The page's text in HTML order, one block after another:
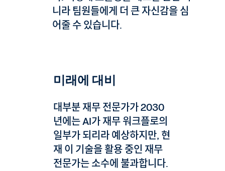
니라 팀원들에게 더 큰 자신감을 심
어줄 수 있습니다.
미래에 대비
대부분 재무 전문가가 2030
년에는 AI가 재무 워크플로의
일부가 되리라 예상하지만, 현
재 이 기술을 활용 중인 재무
전문가는 소수에 불과합니다.